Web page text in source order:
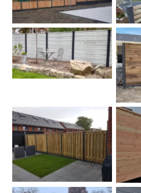
Betonschutting
Betonpalen schutting